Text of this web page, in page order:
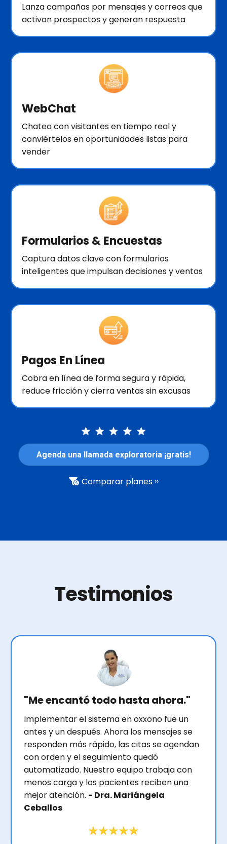
Lanza campañas por mensajes y correos que
activan prospectos y generan respuesta
WebChat
Chatea con visitantes en tiempo real y
conviértelos en oportunidades listas para
vender
Formularios & Encuestas
Captura datos clave con formularios
inteligentes que impulsan decisiones y ventas
Pagos En Línea
Cobra en línea de forma segura y rápida,
reduce fricción y cierra ventas sin excusas
Agenda una llamada exploratoria ¡gratis!
Comparar planes ››
Testimonios
"Me encantó todo hasta ahora."
Implementar el sistema en oxxono fue un
antes y un después. Ahora los mensajes se
responden más rápido, las citas se agendan
con orden y el seguimiento quedó
automatizado. Nuestro equipo trabaja con
menos carga y los pacientes reciben una
mejor atención. - Dra. Mariángela
Ceballos